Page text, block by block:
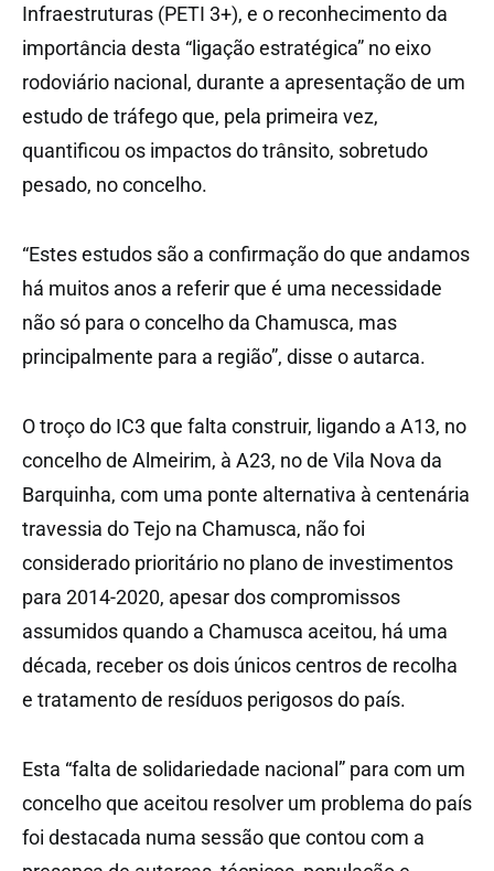
Infraestruturas (PETI 3+), e o reconhecimento da
importância desta “ligação estratégica” no eixo
rodoviário nacional, durante a apresentação de um
estudo de tráfego que, pela primeira vez,
quantificou os impactos do trânsito, sobretudo
pesado, no concelho.
“Estes estudos são a confirmação do que andamos
há muitos anos a referir que é uma necessidade
não só para o concelho da Chamusca, mas
principalmente para a região”, disse o autarca.
O troço do IC3 que falta construir, ligando a A13, no
concelho de Almeirim, à A23, no de Vila Nova da
Barquinha, com uma ponte alternativa à centenária
travessia do Tejo na Chamusca, não foi
considerado prioritário no plano de investimentos
para 2014-2020, apesar dos compromissos
assumidos quando a Chamusca aceitou, há uma
década, receber os dois únicos centros de recolha
e tratamento de resíduos perigosos do país.
Esta “falta de solidariedade nacional” para com um
concelho que aceitou resolver um problema do país
foi destacada numa sessão que contou com a